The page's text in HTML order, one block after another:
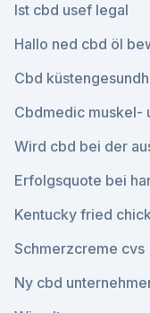
Ist cbd usef legal
Hallo ned cbd öl
Cbd
Cbdmedic muskel-
Wird cbd bei der
Erfolgsquote bei
Kentucky fried
Schmerzcreme cvs
Ny cbd